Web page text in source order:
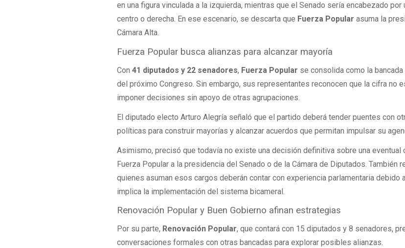
en una figura vinculada a la izquierda, mientras que el Senado sería encabezado por
centro o derecha. En ese escenario, se descarta que Fuerza Popular asuma la
Cámara Alta.
Fuerza Popular busca alianzas para alcanzar mayoría
Con41 diputados y 22 senadores, Fuerza Popular se consolida como la
del próximo Congreso. Sin embargo, sus representantes reconocen que la cifra no
imponer decisiones sin apoyo de otras agrupaciones.
El diputado electo Arturo Alegría señaló que el partido deberá tender puentes con
políticas para construir mayorías y alcanzar acuerdos que permitan impulsar su
Asimismo, precisó que todavía no existe una decisión definitiva sobre una eventual
Fuerza Popular a la presidencia del Senado o de la Cámara de Diputados. También
quienes asuman esos cargos deberán contar con experiencia parlamentaria debido
implica la implementación del sistema bicameral.
Renovación Popular y Buen Gobierno afinan estrategias
Por su parte, Renovación Popular, que contará con 15 diputados y 8 senadores,
conversaciones formales con otras bancadas para explorar posibles alianzas.